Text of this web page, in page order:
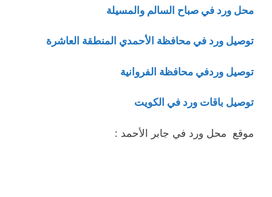
محل ورد في صباح السالم والمسيلة
توصيل ورد في محافظة الأحمدي المنطقة العاشرة
توصيل وردفي محافظة الفروانية
توصيل باقات ورد في الكويت
موقع محل ورد في جابر الأحمد :